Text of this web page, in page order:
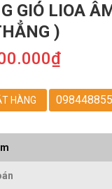
GIÓ LIOA
)
HÀNG